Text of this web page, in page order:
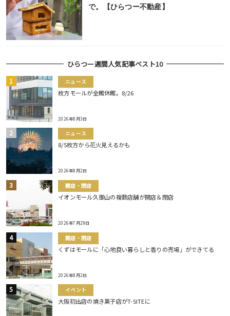
で。【ひらつー不動産】
ひらつー週間人気記事ベスト10
ニュース
枚方モールが全館休館。8/26
2026年8月3日
ニュース
8/5枚方から花火見えるかも
2026年8月2日
開店・閉店
イオンモール久御山の複数店舗が開店＆閉店
2026年7月29日
開店・閉店
くずはモールに「心地良い暮らしと香りの売場」ができてる
2026年8月2日
イベント
大阪初出店の焼き菓子店がT-SITEに